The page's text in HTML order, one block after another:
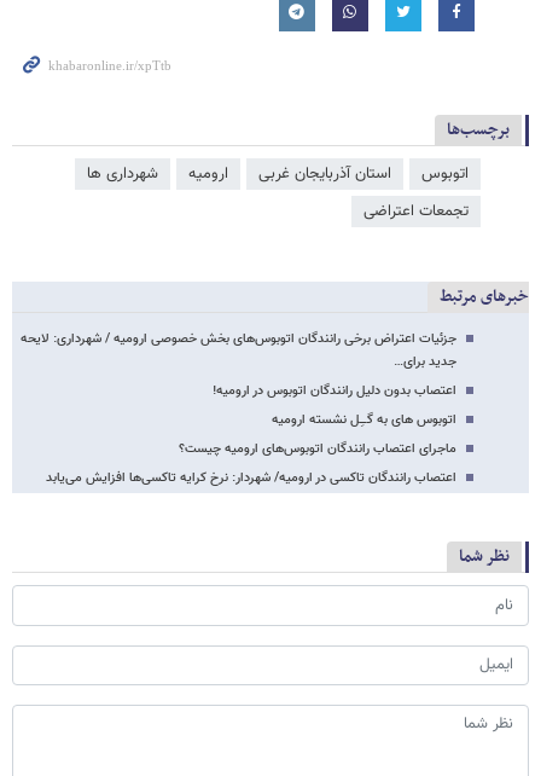
برچسب‌ها
اتوبوس استان آذربایجان غربی ارومیه
شهرداری ها
تجمعات اعتراضی
خبرهای مرتبط
جزئیات اعتراض برخی رانندگان اتوبوس‌های بخش خصوصی ارومیه / شهرداری: لایحه
جدید برای…
اعتصاب بدون دلیل رانندگان اتوبوس در ارومیه!
اتوبوس های به گــِل نشسته ارومیه
ماجرای اعتصاب رانندگان اتوبوس‌های ارومیه چیست؟
اعتصاب رانندگان تاکسی در ارومیه/ شهردار: نرخ کرایه تاکسی‌ها افزایش می‌یابد
نظر شما